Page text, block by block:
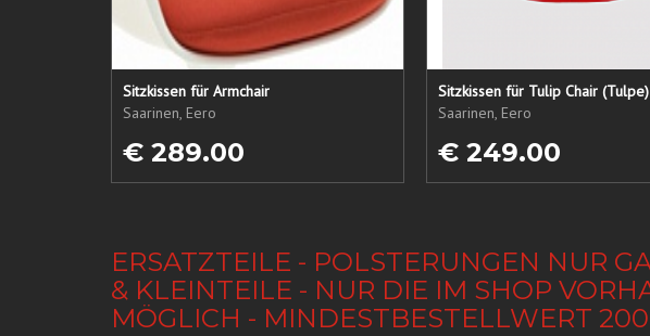
Sitzkissen für Armchair
Saarinen, Eero
€ 289.00
Sitzkissen für Tulip Chair (Tulpe)
Saarinen, Eero
€ 249.00
ERSATZTEILE - POLSTERUNGEN NUR
& KLEINTEILE - NUR DIE IM SHOP
MÖGLICH - MINDESTBESTELLWERT